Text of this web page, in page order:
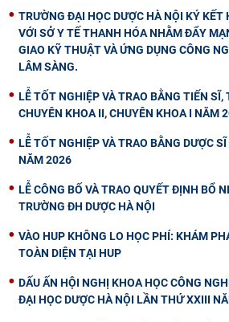
TRƯỜNG ĐẠI HỌC DƯỢC HÀ NỘI KÝ KẾT
VỚI SỞ Y TẾ THANH HÓA NHẰM ĐẨY
GIAO KỸ THUẬT VÀ ỨNG DỤNG CÔNG
LÂM SÀNG.
LỄ TỐT NGHIỆP VÀ TRAO BẰNG TIẾN SĨ,
CHUYÊN KHOA II, CHUYÊN KHOA I NĂM
LỄ TỐT NGHIỆP VÀ TRAO BẰNG DƯỢC
NĂM 2026
LỄ CÔNG BỐ VÀ TRAO QUYẾT ĐỊNH BỔ
TRƯỜNG ĐH DƯỢC HÀ NỘI
VÀO HUP KHÔNG LO HỌC PHÍ: KHÁM
TOÀN DIỆN TẠI HUP
DẤU ẤN HỘI NGHỊ KHOA HỌC CÔNG
ĐẠI HỌC DƯỢC HÀ NỘI LẦN THỨ XXIII